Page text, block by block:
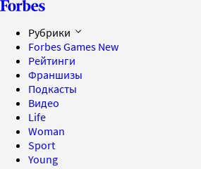
Рубрики
Forbes Games New
Рейтинги
Франшизы
Подкасты
Видео
Life
Woman
Sport
Young